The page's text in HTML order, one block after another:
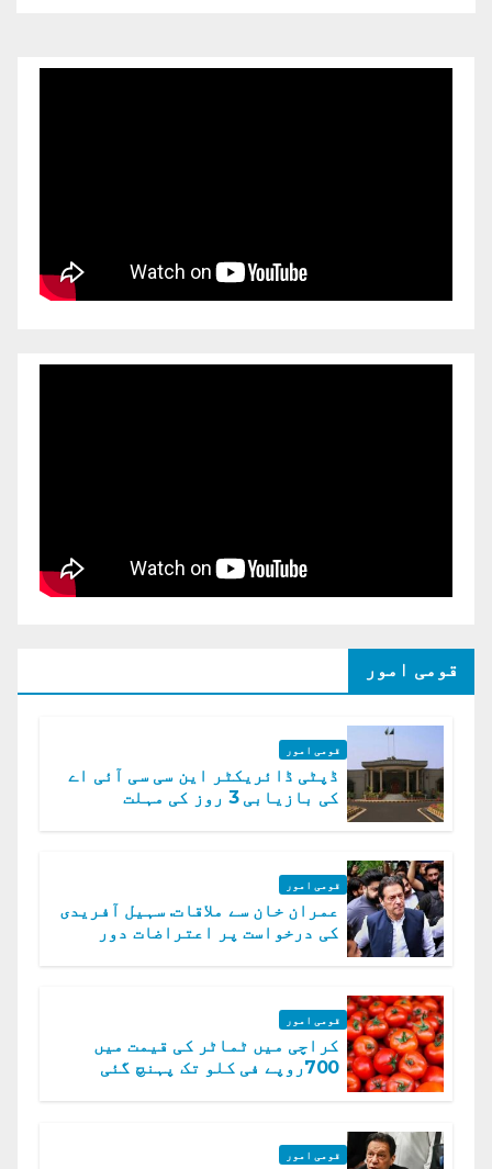
قومی امور
قومی امور
ڈپٹی ڈائریکٹر این سی سی آئی اے
کی بازیابی 3 روز کی مہلت
قومی امور
عمران خان سے ملاقات. سہیل آفریدی
کی درخواست پر اعتراضات دور
قومی امور
کراچی میں ٹماٹر کی قیمت میں
700روپے فی کلو تک پہنچ گئی
قومی امور